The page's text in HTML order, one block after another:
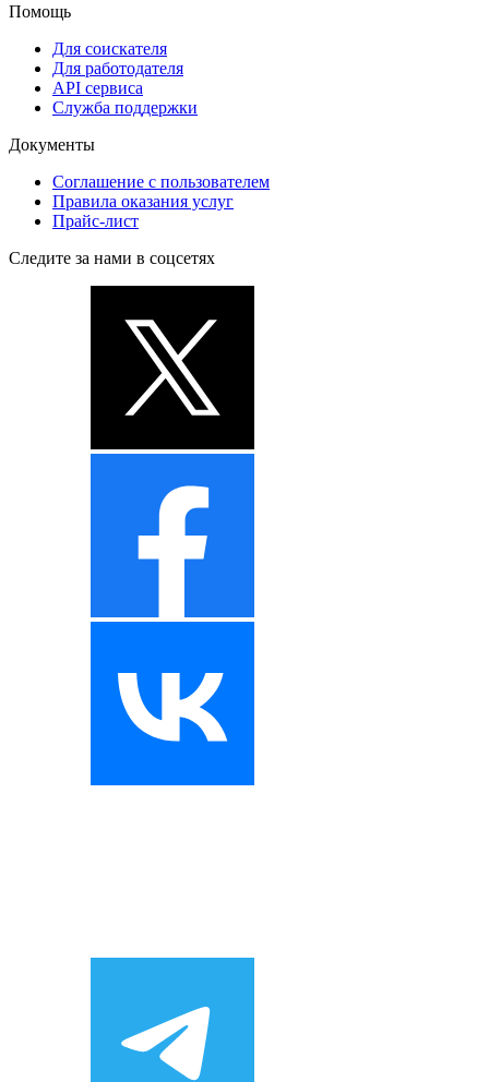
Помощь
Для соискателя
Для работодателя
API сервиса
Служба поддержки
Документы
Соглашение с пользователем
Правила оказания услуг
Прайс-лист
Следите за нами в соцсетях